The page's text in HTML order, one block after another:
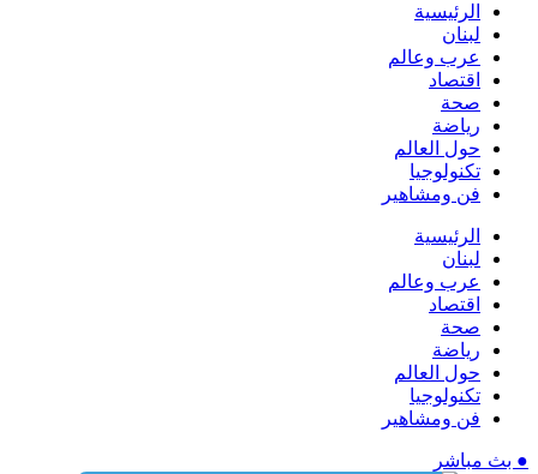
الرئيسية
لبنان
عرب وعالم
اقتصاد
صحة
رياضة
حول العالم
تكنولوجيا
فن ومشاهير
الرئيسية
لبنان
عرب وعالم
اقتصاد
صحة
رياضة
حول العالم
تكنولوجيا
فن ومشاهير
● بث مباشر